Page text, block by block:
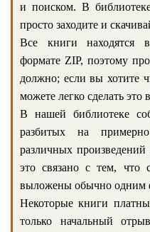
и поиском. В
просто заходите и
Все книги находятся
формате ZIP, поэтому
должно; если вы хотите
можете легко сделать это
В нашей библиотеке
разбитых на
различных
это связано с тем, что
выложены обычно одним
Некоторые книги
только начальный